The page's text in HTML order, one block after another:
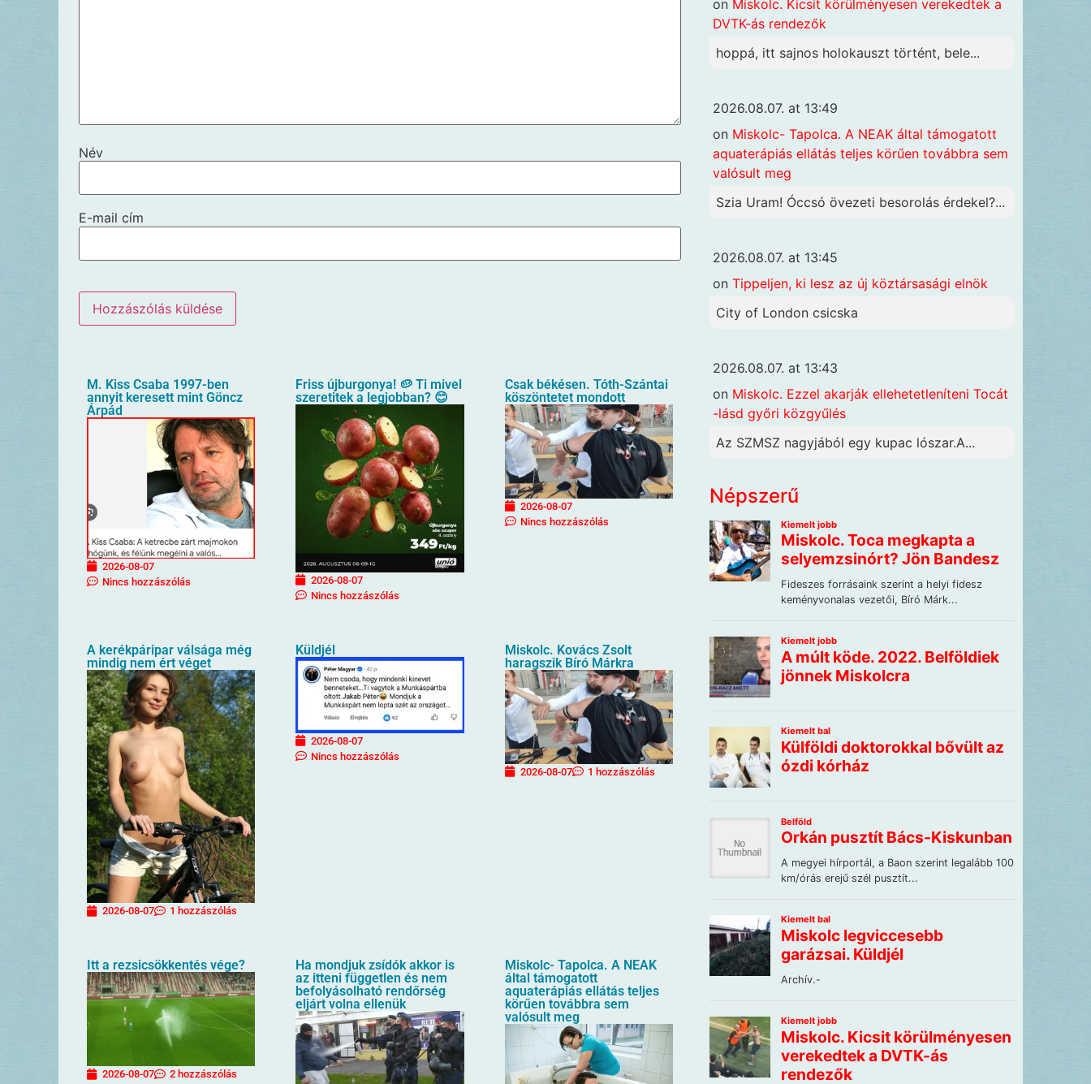
Név
E-mail cím
M. Kiss Csaba 1997-ben
annyit keresett mint Göncz
Árpád
2026-08-07
Nincs hozzászólás
Friss újburgonya! 🥔 Ti mivel
szeretitek a legjobban? 😊
2026-08-07
Nincs hozzászólás
Csak békésen. Tóth-Szántai
köszöntetet mondott
2026-08-07
Nincs hozzászólás
A kerékpáripar válsága még
mindig nem ért véget
2026-08-07 1 hozzászólás
Küldjél
2026-08-07
Nincs hozzászólás
Miskolc. Kovács Zsolt
haragszik Bíró Márkra
2026-08-07 1 hozzászólás
Itt a rezsicsökkentés vége?
2026-08-07 2 hozzászólás
Ha mondjuk zsídók akkor is
az itteni független és nem
befolyásolható rendőrség
eljárt volna ellenük
Miskolc- Tapolca. A NEAK
által támogatott
aquaterápiás ellátás teljes
körűen továbbra sem
valósult meg
on Miskolc. Kicsit körülményesen verekedtek a
DVTK-ás rendezők
hoppá, itt sajnos holokauszt történt, bele...
2026.08.07. at 13:49
on Miskolc- Tapolca. A NEAK által támogatott
aquaterápiás ellátás teljes körűen továbbra sem
valósult meg
Szia Uram! Óccsó övezeti besorolás érdekel?...
2026.08.07. at 13:45
on Tippeljen, ki lesz az új köztársasági elnök
City of London csicska
2026.08.07. at 13:43
on Miskolc. Ezzel akarják ellehetetleníteni Tocát
-lásd győri közgyűlés
Az SZMSZ nagyjából egy kupac lószar.A...
Népszerű